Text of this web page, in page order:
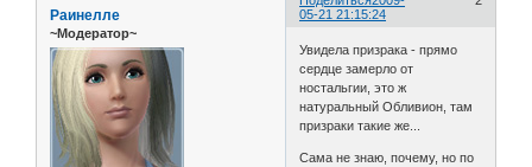
05-21 21:15:24
Раинелле
~Модератор~
Увидела призрака - прямо
сердце замерло от
ностальгии, это ж
натуральный Обливион, там
призраки такие же...
Сама не знаю, почему, но по